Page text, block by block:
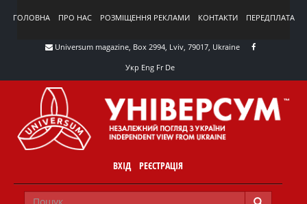
ГОЛОВНА ПРО НАС РОЗМІЩЕННЯ РЕКЛАМИ КОНТАКТИ ПЕРЕДПЛАТА
Universum magazine, Box 2994, Lviv, 79017, Ukraine
Укр Eng Fr De
ВХІД РЕЄСТРАЦІЯ